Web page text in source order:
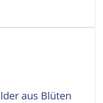
aus Blüten